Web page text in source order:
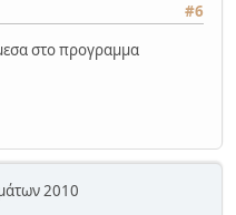
#6
στο προγραμμα
2010